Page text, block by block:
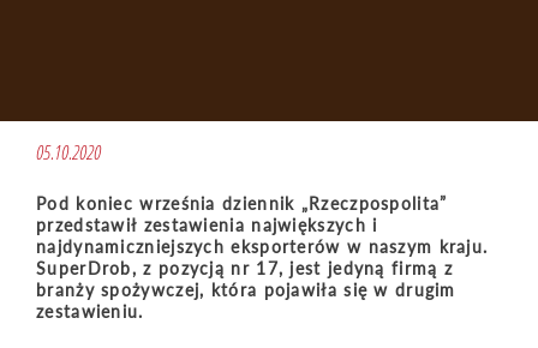
05.10.2020
Pod koniec września dziennik „Rzeczpospolita”
przedstawił zestawienia największych i
najdynamiczniejszych eksporterów w naszym kraju.
SuperDrob, z pozycją nr 17, jest jedyną firmą z
branży spożywczej, która pojawiła się w drugim
zestawieniu.